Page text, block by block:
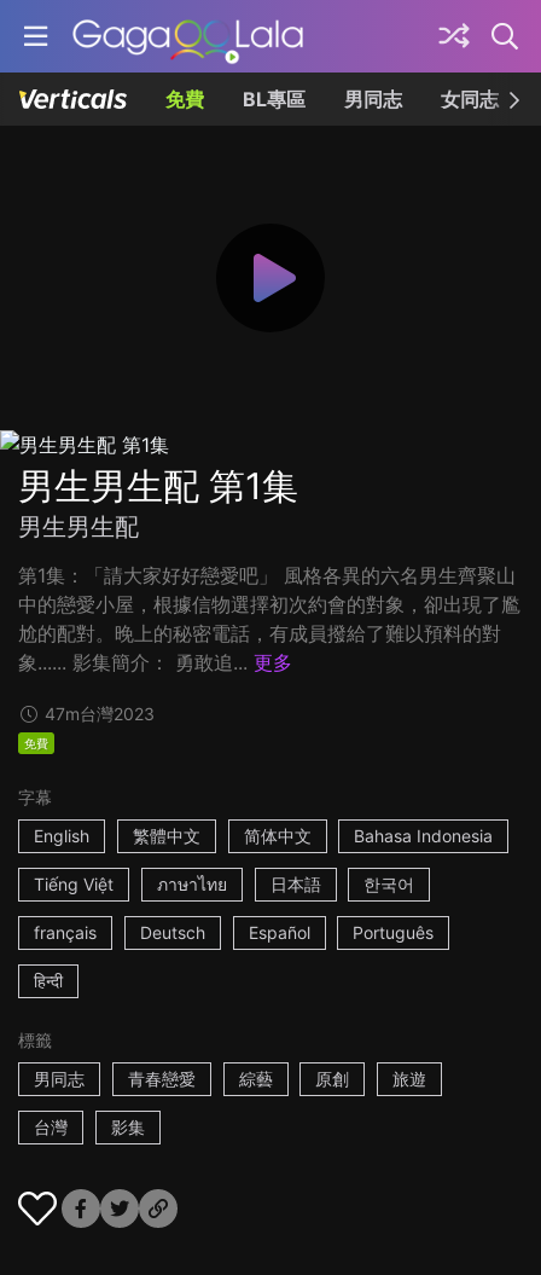
免費 BL專區 男同志 女同志
男生男生配 第1集
男生男生配
第1集：「請大家好好戀愛吧」 風格各異的六名男生齊聚山
中的戀愛小屋，根據信物選擇初次約會的對象，卻出現了尷
尬的配對。晚上的秘密電話，有成員撥給了難以預料的對
象...... 影集簡介： 勇敢追... 更多
47m台灣2023
免費
字幕
English
繁體中文 简体中文 Bahasa Indonesia
Tiếng Việt ภาษาไทย 日本語 한국어
français Deutsch Español Português
हिन्दी
標籤
男同志
青春戀愛 綜藝 原創 旅遊
台灣 影集